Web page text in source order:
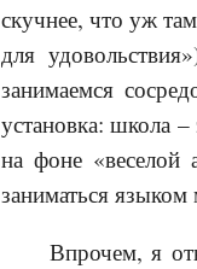
скучнее, что уж
для
занимаемся
установка: школа –
на фоне «веселой
заниматься языком
Впрочем, я